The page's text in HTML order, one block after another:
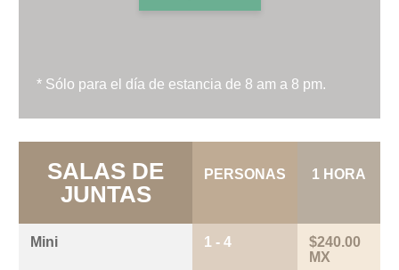
* Sólo para el día de estancia de 8 am a 8 pm.
SALAS DE
JUNTAS
PERSONAS 1 HORA
Mini 1 - 4
$240.00
MX